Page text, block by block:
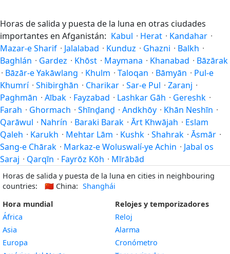
Horas de salida y puesta de la luna en otras ciudades
importantes en Afganistán: Kabul · Herat · Kandahar ·
Mazar-e Sharif · Jalalabad · Kunduz · Ghazni · Balkh ·
Baghlán · Gardez · Khōst · Maymana · Khanabad · Bāzārak
· Bāzār-e Yakāwlang · Khulm · Taloqan · Bāmyān · Pul-e
Khumrí · Shibirghān · Charikar · Sar-e Pul · Zaranj ·
Paghmān · Aībak · Fayzabad · Lashkar Gāh · Gereshk ·
Farah · Ghormach · Shīnḏanḏ · Andkhōy · Khān Neshīn ·
Qarāwul · Nahrín · Baraki Barak · Ārt Khwājah · Eslam
Qaleh · Karukh · Mehtar Lām · Kushk · Shahrak · Āsmār ·
Sang-e Chārak · Markaz-e Woluswalí-ye Achin · Jabal os
Saraj · Qarqīn · Fayrōz Kōh · Mīrābād
Horas de salida y puesta de la luna en cities in neighbouring
countries:
🇨🇳 China: Shanghái
Hora mundial
África
Asia
Europa
Relojes y temporizadores
Reloj
Alarma
Cronómetro